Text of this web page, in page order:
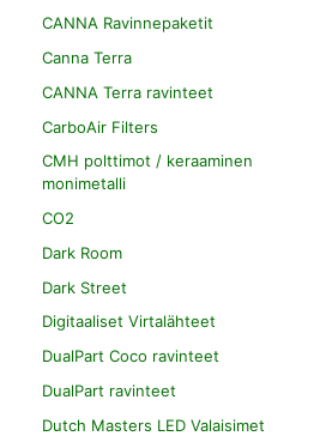
CANNA Ravinnepaketit
Canna Terra
CANNA Terra ravinteet
CarboAir Filters
CMH polttimot / keraaminen
monimetalli
CO2
Dark Room
Dark Street
Digitaaliset Virtalähteet
DualPart Coco ravinteet
DualPart ravinteet
Dutch Masters LED Valaisimet